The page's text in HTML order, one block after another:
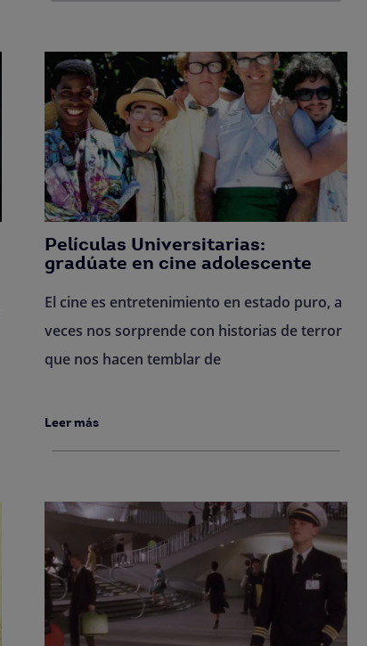
Películas Universitarias:
gradúate en cine adolescente
El cine es entretenimiento en estado puro, a
veces nos sorprende con historias de terror
que nos hacen temblar de
Leer más